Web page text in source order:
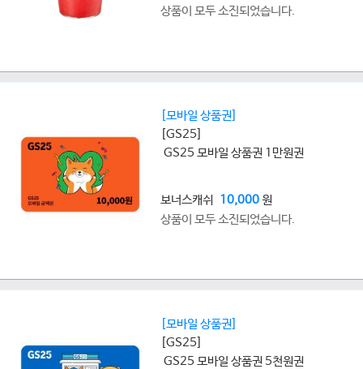
상품이 모두 소진되었습니다.
[모바일 상품권]
[GS25]
GS25 모바일 상품권 1만원권
보너스캐쉬 10,000원
상품이 모두 소진되었습니다.
[모바일 상품권]
[GS25]
GS25 모바일 상품권 5천원권